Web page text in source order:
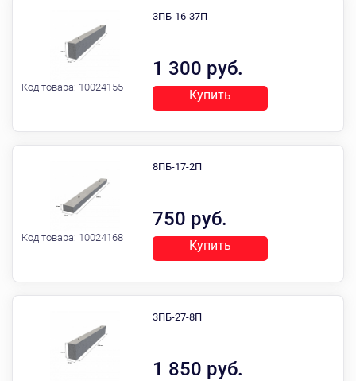
Код товара: 10024155
1 300 руб.
3ПБ-16-37П
Купить
Код товара: 10024168
750 руб.
8ПБ-17-2П
Купить
1 850 руб.
3ПБ-27-8П